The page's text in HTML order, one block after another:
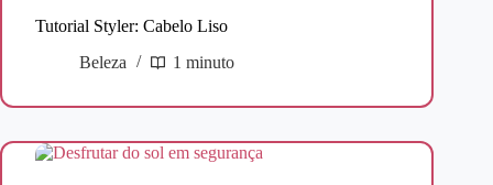
Tutorial Styler: Cabelo Liso
Beleza
1 minuto